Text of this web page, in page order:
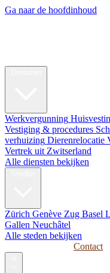
Ga naar de hoofdinhoud
Werkvergunning
Vestiging & procedures
verhuizing Dierenrelocatie
Vertrek uit Zwitserland
Alle diensten bekijken
Zürich Genève Zug Basel
Gallen Neuchâtel
Alle steden bekijken
Contact